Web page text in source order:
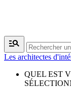
manage_search
Les architectes
QUEL EST